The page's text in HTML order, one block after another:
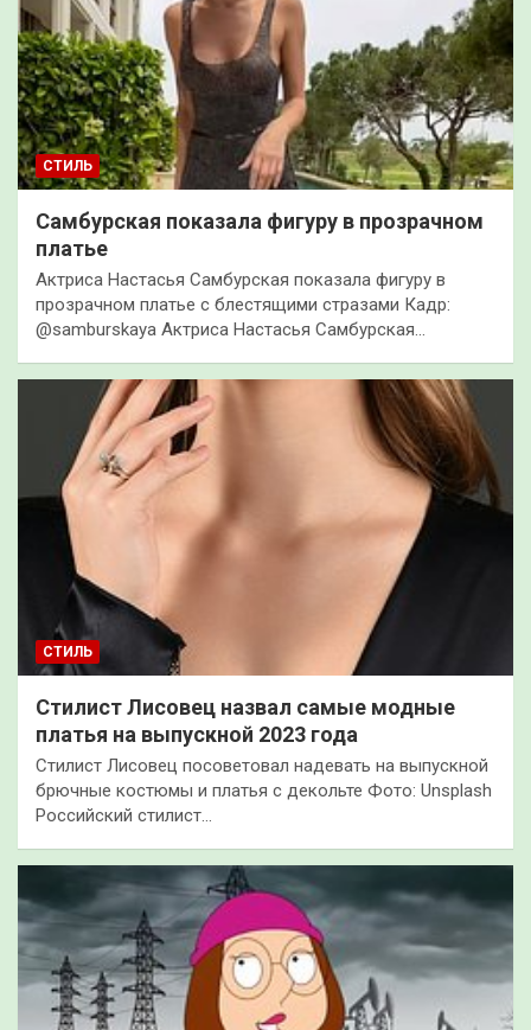
СТИЛЬ
Самбурская показала фигуру в прозрачном
платье
Актриса Настасья Самбурская показала фигуру в
прозрачном платье с блестящими стразами Кадр:
@samburskaya Актриса Настасья Самбурская…
СТИЛЬ
Стилист Лисовец назвал самые модные
платья на выпускной 2023 года
Стилист Лисовец посоветовал надевать на выпускной
брючные костюмы и платья с декольте Фото: Unsplash
Российский стилист…